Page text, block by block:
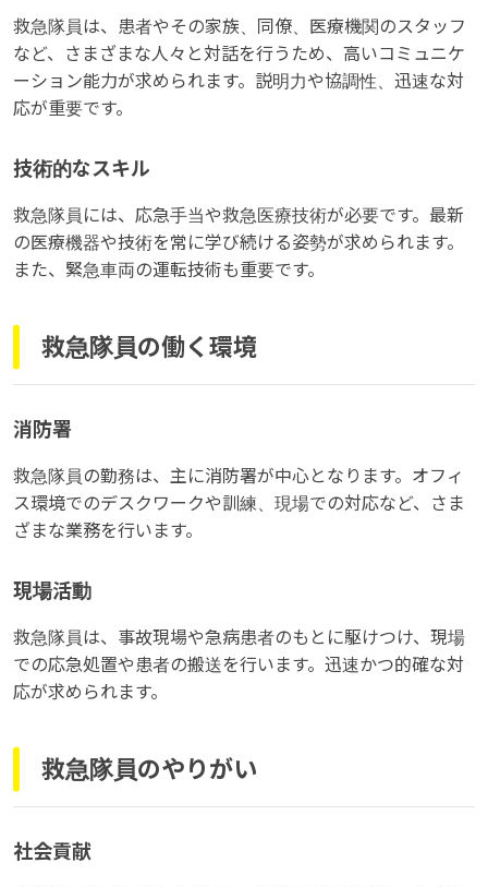
救急隊員は、患者やその家族、同僚、医療機関のスタッフ
など、さまざまな人々と対話を行うため、高いコミュニケ
ーション能力が求められます。説明力や協調性、迅速な対
応が重要です。
技術的なスキル
救急隊員には、応急手当や救急医療技術が必要です。最新
の医療機器や技術を常に学び続ける姿勢が求められます。
また、緊急車両の運転技術も重要です。
救急隊員の働く環境
消防署
救急隊員の勤務は、主に消防署が中心となります。オフィ
ス環境でのデスクワークや訓練、現場での対応など、さま
ざまな業務を行います。
現場活動
救急隊員は、事故現場や急病患者のもとに駆けつけ、現場
での応急処置や患者の搬送を行います。迅速かつ的確な対
応が求められます。
救急隊員のやりがい
社会貢献